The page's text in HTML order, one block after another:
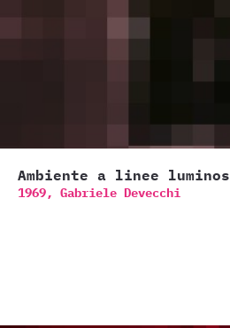
Ambiente a linee
1969, Gabriele Devecchi